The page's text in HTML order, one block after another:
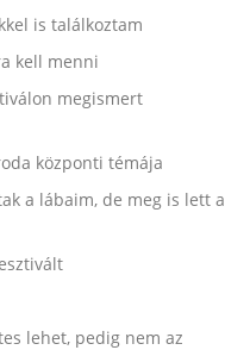
is találkoztam
kell menni
megismert
központi témája
a lábaim, de meg is lett a
lehet, pedig nem az